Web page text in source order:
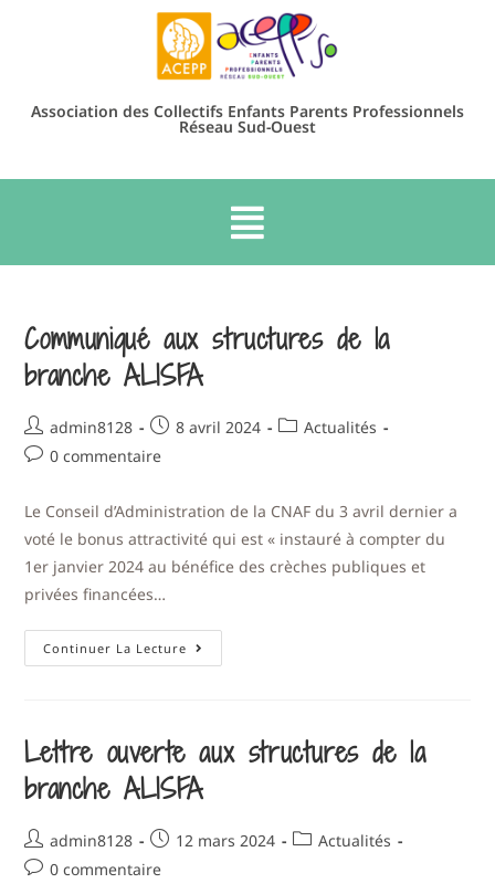
Association des Collectifs Enfants Parents Professionnels
Réseau Sud-Ouest
Communiqué aux structures de la
branche ALISFA
admin8128 8 avril 2024
Actualités
0 commentaire
Le Conseil d’Administration de la CNAF du 3 avril dernier a
voté le bonus attractivité qui est « instauré à compter du
1er janvier 2024 au bénéfice des crèches publiques et
privées financées…
Continuer La Lecture
Lettre ouverte aux structures de la
branche ALISFA
admin8128 12 mars 2024
Actualités
0 commentaire